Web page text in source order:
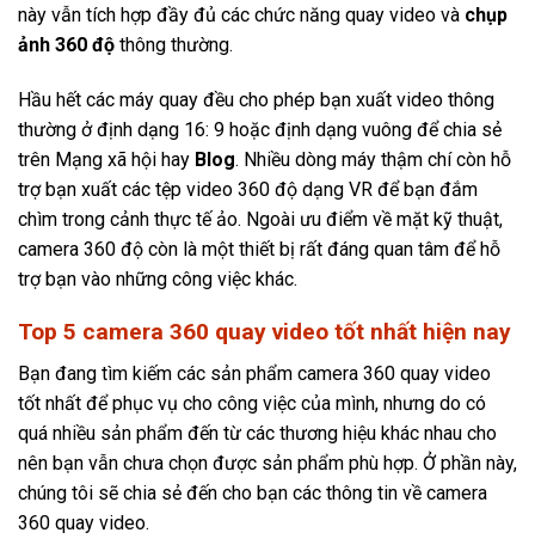
này vẫn tích hợp đầy đủ các chức năng quay video và chụp
ảnh 360 độ thông thường.
Hầu hết các máy quay đều cho phép bạn xuất video thông
thường ở định dạng 16: 9 hoặc định dạng vuông để chia sẻ
trên Mạng xã hội hay Blog. Nhiều dòng máy thậm chí còn hỗ
trợ bạn xuất các tệp video 360 độ dạng VR để bạn đắm
chìm trong cảnh thực tế ảo. Ngoài ưu điểm về mặt kỹ thuật,
camera 360 độ còn là một thiết bị rất đáng quan tâm để hỗ
trợ bạn vào những công việc khác.
Top 5 camera 360 quay video tốt nhất hiện nay
Bạn đang tìm kiếm các sản phẩm camera 360 quay video
tốt nhất để phục vụ cho công việc của mình, nhưng do có
quá nhiều sản phẩm đến từ các thương hiệu khác nhau cho
nên bạn vẫn chưa chọn được sản phẩm phù hợp. Ở phần này,
chúng tôi sẽ chia sẻ đến cho bạn các thông tin về camera
360 quay video.